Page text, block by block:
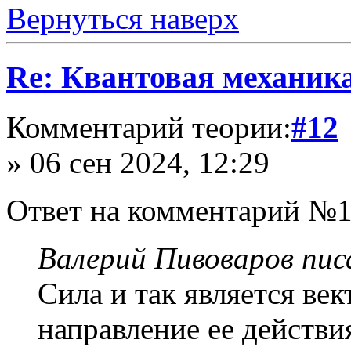
Вернуться наверх
Re: Квантовая
Комментарий теории:#12
» 06 сен 2024, 12:29
Ответ на комментарий
Валерий Пивоваров
Сила и так является
направление ее